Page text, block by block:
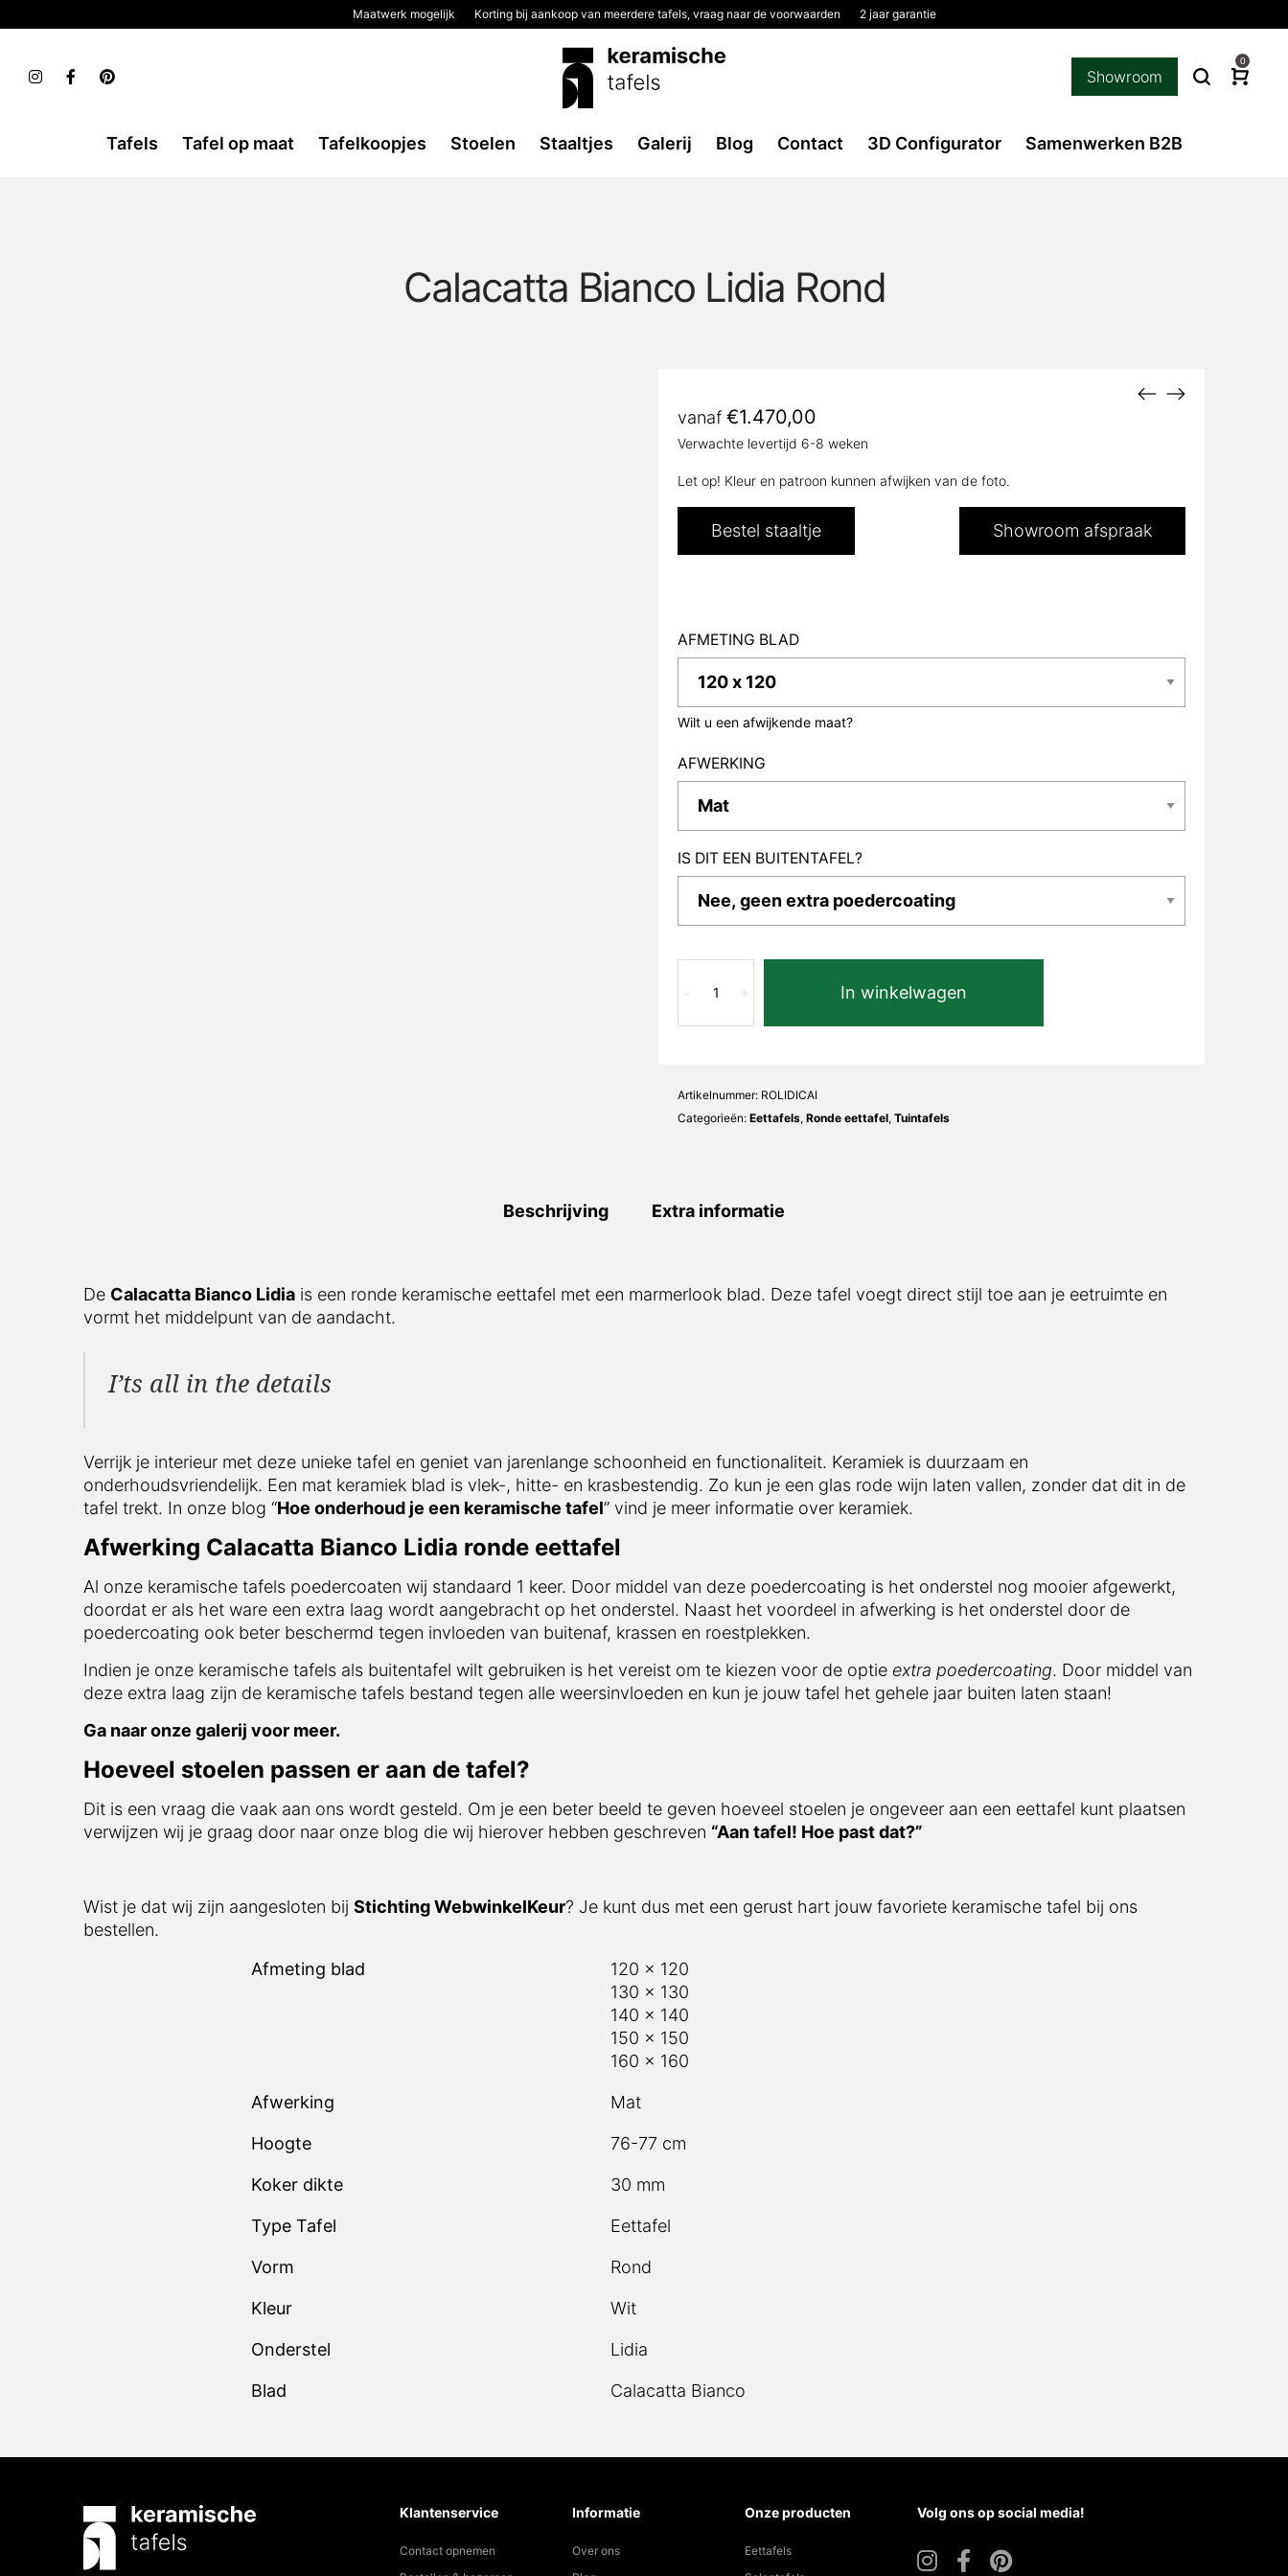
Maatwerk mogelijk Korting bij aankoop van meerdere tafels, vraag naar de voorwaarden 2 jaar garantie
Showroom
0
Tafels Tafel op maat Tafelkoopjes Stoelen Staaltjes Galerij Blog Contact 3D Configurator Samenwerken B2B
Calacatta Bianco Lidia Rond
vanaf €1.470,00
Verwachte levertijd 6-8 weken
Let op! Kleur en patroon kunnen afwijken van de foto.
Bestel staaltje Showroom afspraak
AFMETING BLAD
Wilt u een afwijkende maat?
AFWERKING
IS DIT EEN BUITENTAFEL?
Bianco
+
- In winkelwagen
Artikelnummer: ROLIDICAI
Categorieën: Eettafels, Ronde eettafel, Tuintafels
Beschrijving Extra informatie
De Calacatta Bianco Lidia is een ronde keramische eettafel met een marmerlook blad. Deze tafel voegt direct stijl toe aan je eetruimte en
vormt het middelpunt van de aandacht.
I’ts all in the details
Verrijk je interieur met deze unieke tafel en geniet van jarenlange schoonheid en functionaliteit. Keramiek is duurzaam en
onderhoudsvriendelijk. Een mat keramiek blad is vlek-, hitte- en krasbestendig. Zo kun je een glas rode wijn laten vallen, zonder dat dit in de
tafel trekt. In onze blog “Hoe onderhoud je een keramische tafel” vind je meer informatie over keramiek.
Afwerking Calacatta Bianco Lidia ronde eettafel
Al onze keramische tafels poedercoaten wij standaard 1 keer. Door middel van deze poedercoating is het onderstel nog mooier afgewerkt,
doordat er als het ware een extra laag wordt aangebracht op het onderstel. Naast het voordeel in afwerking is het onderstel door de
poedercoating ook beter beschermd tegen invloeden van buitenaf, krassen en roestplekken.
Indien je onze keramische tafels als buitentafel wilt gebruiken is het vereist om te kiezen voor de optie extra poedercoating. Door middel van
deze extra laag zijn de keramische tafels bestand tegen alle weersinvloeden en kun je jouw tafel het gehele jaar buiten laten staan!
Ga naar onze galerij voor meer.
Hoeveel stoelen passen er aan de tafel?
Dit is een vraag die vaak aan ons wordt gesteld. Om je een beter beeld te geven hoeveel stoelen je ongeveer aan een eettafel kunt plaatsen
verwijzen wij je graag door naar onze blog die wij hierover hebben geschreven “Aan tafel! Hoe past dat?”
Wist je dat wij zijn aangesloten bij Stichting WebwinkelKeur? Je kunt dus met een gerust hart jouw favoriete keramische tafel bij ons
bestellen.
Afmeting blad
120 x 120
130 x 130
140 x 140
150 x 150
160 x 160
Afwerking Mat
Hoogte 76-77 cm
Koker dikte 30 mm
Type Tafel Eettafel
Vorm Rond
Kleur Wit
Onderstel Lidia
Blad Calacatta Bianco
Klantenservice
Contact opnemen
Informatie
Over ons
Onze producten
Eettafels
Volg ons op social media!